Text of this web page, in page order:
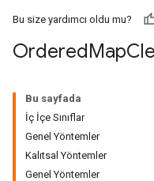
Bu size yardımcı oldu mu?
OrderedMap
Bu sayfada
İç İçe Sınıflar
Genel Yöntemler
Kalıtsal Yöntemler
Genel Yöntemler